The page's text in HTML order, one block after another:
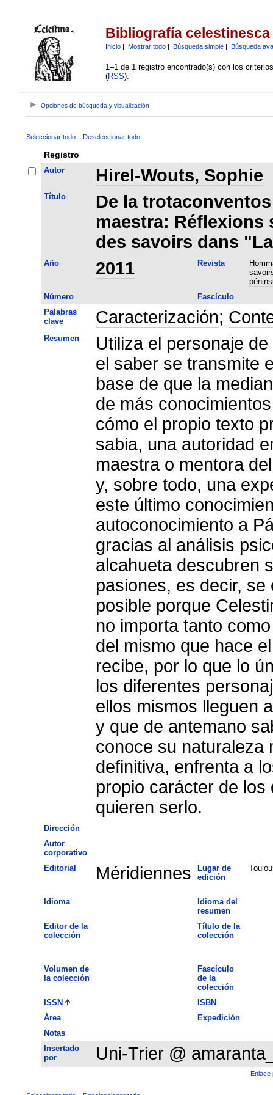
Bibliografía celestinesca
Inicio| Mostrar todo| Búsqueda simple| Búsqueda
1–1 de 1 registro encontrado(s) con los
(RSS):
Opciones de búsqueda y visualización
Seleccionar todo Deseleccionar todo
Registro
Autor Hirel-Wouts, Sophie
Título
De la
maestra:
des savoirs dans
Año 2011 Revista
Número
Fascículo
Palabras
clave
Caracterización;
Resumen
Utiliza el personaje
el saber se transmite
base de que la
de más
cómo el propio texto
sabia, una autoridad
maestra o mentora
y, sobre todo, una
este último
autoconocimiento a
gracias al análisis
alcahueta descubren
pasiones, es decir,
posible porque
no importa tanto
del mismo que hace
recibe, por lo que lo
los diferentes
ellos mismos lleguen
y que de antemano
conoce su naturaleza
definitiva, enfrenta a
propio carácter de
quieren serlo.
Dirección
Autor
corporativo
Editorial
Méridiennes
Lugar de
edición
Idioma
Idioma del
resumen
Editor de la
colección
Título de la
colección
Volumen de
la colección
Fascículo
de la
colección
ISSN
ISBN
Área
Expedición
Notas
Insertado
por
Uni-Trier @
Enlace